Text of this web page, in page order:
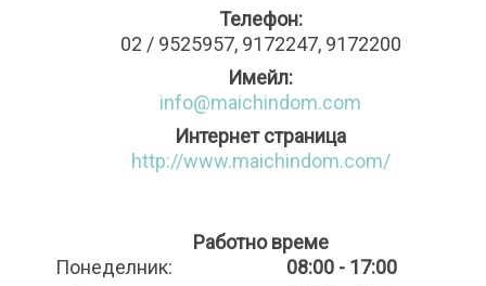
Телефон:
02 / 9525957, 9172247, 9172200
Имейл:
info@maichindom.com
Интернет страница
http://www.maichindom.com/
Работно време
Понеделник:
08:00 - 17:00